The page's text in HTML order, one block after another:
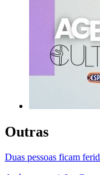
Outras
Duas pessoas ficam